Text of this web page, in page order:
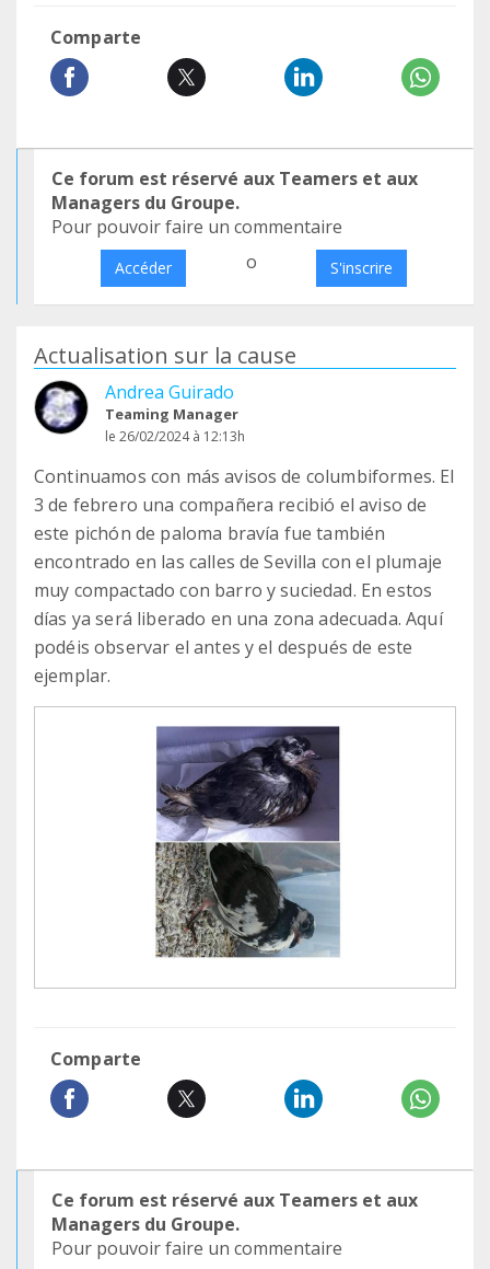
Comparte
Ce forum est réservé aux Teamers et aux
Managers du Groupe.
Pour pouvoir faire un commentaire
Accéder o S'inscrire
Actualisation sur la cause
Andrea Guirado
Teaming Manager
le 26/02/2024 à 12:13h
Continuamos con más avisos de columbiformes. El
3 de febrero una compañera recibió el aviso de
este pichón de paloma bravía fue también
encontrado en las calles de Sevilla con el plumaje
muy compactado con barro y suciedad. En estos
días ya será liberado en una zona adecuada. Aquí
podéis observar el antes y el después de este
ejemplar.
Comparte
Ce forum est réservé aux Teamers et aux
Managers du Groupe.
Pour pouvoir faire un commentaire